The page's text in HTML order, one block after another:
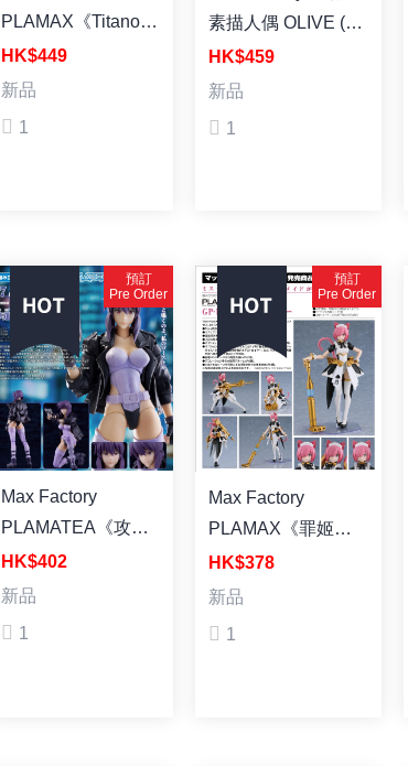
PLAMAX《Titanomachia
x 強殖裝甲
GUYVER》 Gale
HK$449
新品
1
素描人偶 OLIVE (灰
色)(肉色) 塗裝成品
HK$459
新品
1
預訂
Pre Order
Max Factory
PLAMATEA《攻殼
機動隊 STAND
ALONE
HK$402
新品
1
預訂
Pre Order
Max Factory
PLAMAX《罪姬》
GP-12 女僕機器人·
羅莎莉 組裝模型
HK$378
新品
1